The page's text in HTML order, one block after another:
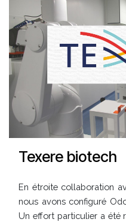
Texere biotech
En étroite collaboration
nous avons configuré
Un effort particulier a été